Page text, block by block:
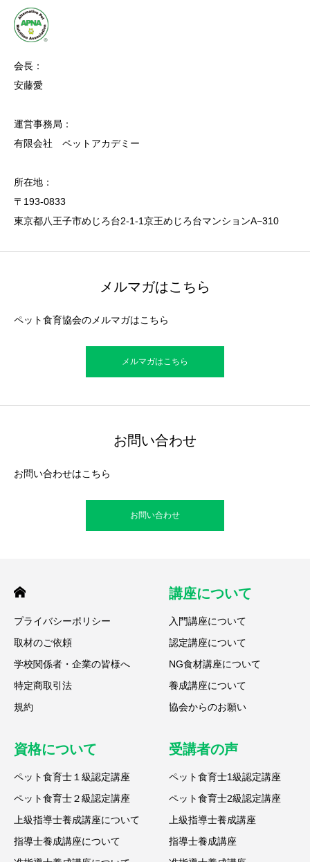
会長：
安藤愛
運営事務局：
有限会社 ペットアカデミー
所在地：
〒193-0833
東京都八王子市めじろ台2-1-1京王めじろ台マンションA−310
メルマガはこちら
ペット食育協会のメルマガはこちら
メルマガはこちら
お問い合わせ
お問い合わせはこちら
お問い合わせ
プライバシーポリシー
取材のご依頼
学校関係者・企業の皆様へ
特定商取引法
規約
講座について
入門講座について
認定講座について
NG食材講座について
養成講座について
協会からのお願い
資格について
ペット食育士１級認定講座
ペット食育士２級認定講座
上級指導士養成講座について
指導士養成講座について
受講者の声
ペット食育士1級認定講座
ペット食育士2級認定講座
上級指導士養成講座
指導士養成講座